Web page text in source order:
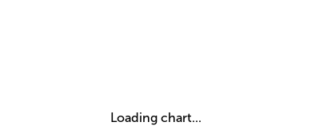
Loading chart...